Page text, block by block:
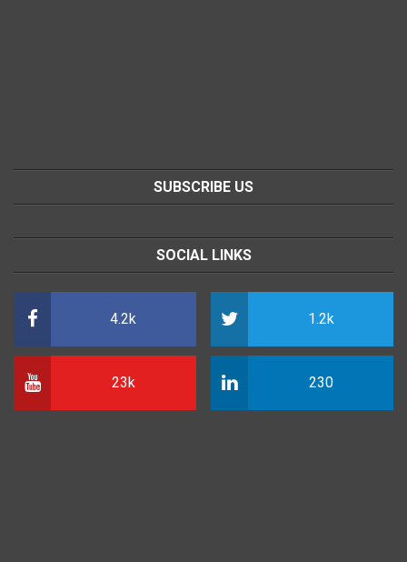
SUBSCRIBE US
SOCIAL LINKS
4.2k 1.2k
23k 230